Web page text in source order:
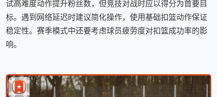
试高难度动作提升粉丝数，但竞技对战时应以得分为首要目
标。遇到网络延迟时建议简化操作，使用基础扣篮动作保证
稳定性。赛季模式中还要考虑球员疲劳度对扣篮成功率的影
响。